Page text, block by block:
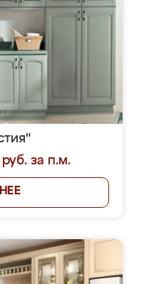
за п.м.